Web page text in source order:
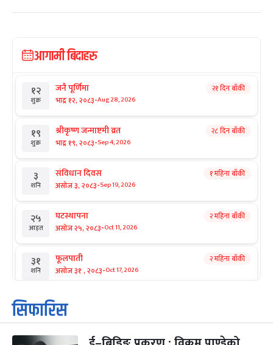
आगामी बिदाहरु
१२
शुक्र
जनै पूर्णिमा
भाद्र १२, २०८३-Aug 28, 2026
२१ दिन बाँकी
१९
शुक्र
श्रीकृष्ण जन्माष्टमी व्रत
भाद्र १९, २०८३-Sep 4, 2026
२८ दिन बाँकी
३
शनि
संविधान दिवस
असोज ३, २०८३-Sep 19, 2026
१ महिना बाँकी
२५
आइत
घटस्थापना
असोज २५, २०८३-Oct 11, 2026
२ महिना बाँकी
३१
शनि
फूलपाती
असोज ३१ , २०८३-Oct 17, 2026
२ महिना बाँकी
१
आइत
कार्तिक सङ्क्रान्ति
कार्तिक १, २०८३
सिफारिस